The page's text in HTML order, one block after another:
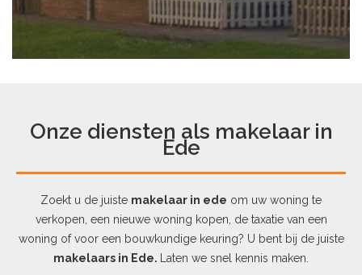
Onze diensten als makelaar in
Ede
Zoekt u de juiste makelaar in ede om uw woning te
verkopen, een nieuwe woning kopen, de taxatie van een
woning of voor een bouwkundige keuring? U bent bij de juiste
makelaars in Ede.
Laten we snel kennis maken.